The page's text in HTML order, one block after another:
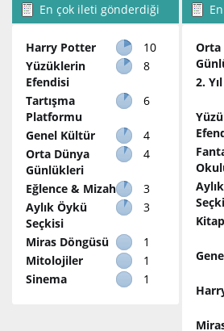
En çok ileti gönderdiği
Harry Potter
10
Yüzüklerin
Efendisi
8
Tartışma
Platformu
6
Genel Kültür
4
Orta Dünya
Günlükleri
4
Eğlence & Mizah
3
Aylık Öykü
Seçkisi
3
Miras Döngüsü
1
Mitolojiler
1
Sinema
1
Orta
2. Yıl